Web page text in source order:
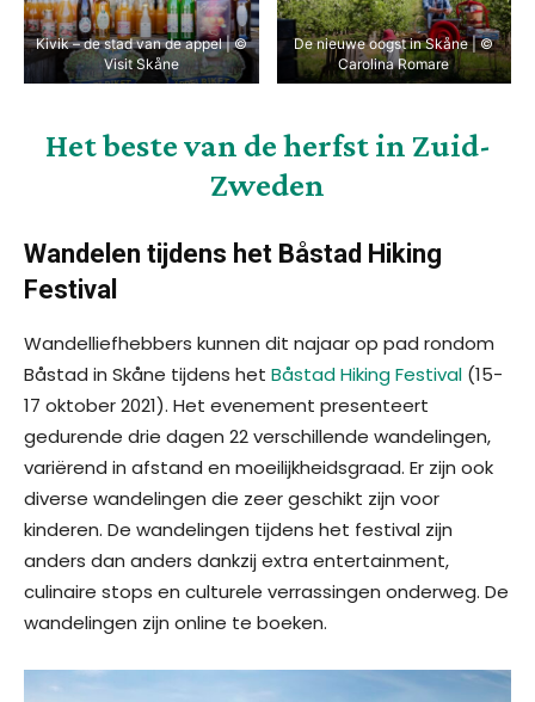
Kivik – de stad van de appel | ©
Visit Skåne
De nieuwe oogst in Skåne | ©
Carolina Romare
Het beste van de herfst in Zuid-
Zweden
Wandelen tijdens het Båstad Hiking
Festival
Wandelliefhebbers kunnen dit najaar op pad rondom
Båstad in Skåne tijdens het Båstad Hiking Festival (15-
17 oktober 2021). Het evenement presenteert
gedurende drie dagen 22 verschillende wandelingen,
variërend in afstand en moeilijkheidsgraad. Er zijn ook
diverse wandelingen die zeer geschikt zijn voor
kinderen. De wandelingen tijdens het festival zijn
anders dan anders dankzij extra entertainment,
culinaire stops en culturele verrassingen onderweg. De
wandelingen zijn online te boeken.